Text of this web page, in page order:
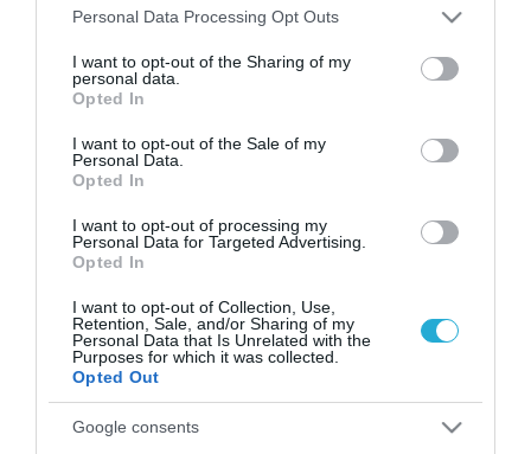
Please note that this website/app uses one or more Google
not limited to your visit or usage behaviour. You may click to
grant or deny consent to Google and its third-party tags to
use your data for below specified purposes in below Google
consent section.
Personal Data Processing Opt Outs
I want to opt-out of the Sharing of my
personal data.
Opted In
I want to opt-out of the Sale of my
Personal Data.
Opted In
I want to opt-out of processing my
Personal Data for Targeted Advertising.
Opted In
I want to opt-out of Collection, Use,
Retention, Sale, and/or Sharing of my
Personal Data that Is Unrelated with the
Purposes for which it was collected.
Opted Out
Google consents
ΡΟΗ ΕΙΔΗΣΕΩΝ
Το χρηματοδοτούμενο
από την ΕΕ έργο “The